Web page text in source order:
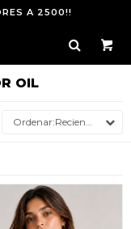
A 2500!!
OIL
Recientes